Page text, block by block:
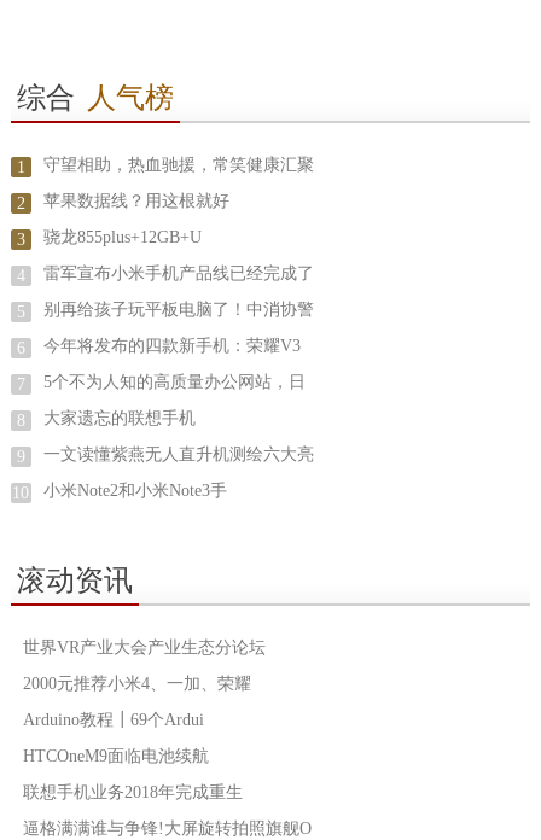
综合 人气榜
1 守望相助，热血驰援，常笑健康汇聚
2 苹果数据线？用这根就好
3 骁龙855plus+12GB+U
4 雷军宣布小米手机产品线已经完成了
5 别再给孩子玩平板电脑了！中消协警
6 今年将发布的四款新手机：荣耀V3
7 5个不为人知的高质量办公网站，日
8 大家遗忘的联想手机
9 一文读懂紫燕无人直升机测绘六大亮
10 小米Note2和小米Note3手
滚动资讯
世界VR产业大会产业生态分论坛
2000元推荐小米4、一加、荣耀
Arduino教程┃69个Ardui
HTCOneM9面临电池续航
联想手机业务2018年完成重生
逼格满满谁与争锋!大屏旋转拍照旗舰O